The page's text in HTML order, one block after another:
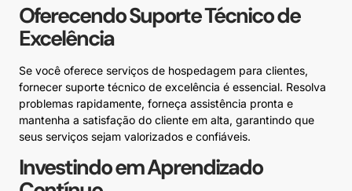
Oferecendo Suporte Técnico de
Excelência
Se você oferece serviços de hospedagem para clientes,
fornecer suporte técnico de excelência é essencial. Resolva
problemas rapidamente, forneça assistência pronta e
mantenha a satisfação do cliente em alta, garantindo que
seus serviços sejam valorizados e confiáveis.
Investindo em Aprendizado